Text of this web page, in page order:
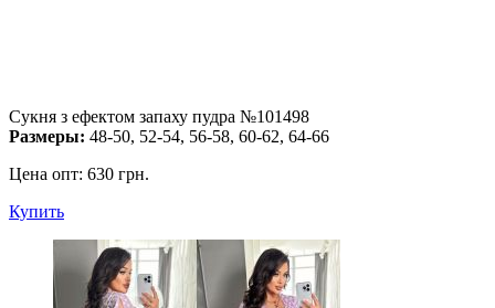
Сукня з ефектом запаху пудра №101498
Размеры: 48-50, 52-54, 56-58, 60-62, 64-66
Цена опт: 630 грн.
Купить